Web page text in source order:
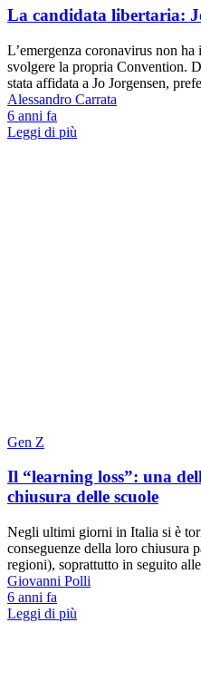
La candidata libertaria:
L’emergenza coronavirus non
svolgere la propria Convention.
stata affidata a Jo Jorgensen,
Alessandro Carrata
6 anni fa
Leggi di più
Gen Z
Il “learning loss”: una
chiusura delle scuole
Negli ultimi giorni in Italia si è
conseguenze della loro chiusura
regioni), soprattutto in seguito alle
Giovanni Polli
6 anni fa
Leggi di più